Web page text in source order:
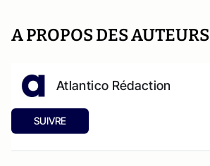
A PROPOS DES AUTEURS
Atlantico Rédaction
SUIVRE